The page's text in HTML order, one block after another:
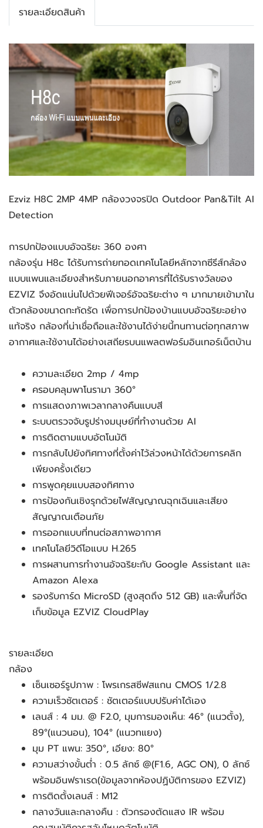
รายละเอียดสินค้า
Ezviz H8C 2MP 4MP กล้องวงจรปิด Outdoor Pan&Tilt AI
Detection
การปกป้องแบบอัจฉริยะ 360 องศา
กล้องรุ่น H8c ได้รับการถ่ายทอดเทคโนโลยีหลักจากซีรีส์กล้อง
แบบแพนและเอียงสำหรับภายนอกอาคารที่ได้รับรางวัลของ
EZVIZ จึงอัดแน่นไปด้วยฟีเจอร์อัจฉริยะต่าง ๆ มากมายเข้ามาใน
ตัวกล้องขนาดกะทัดรัด เพื่อการปกป้องบ้านแบบอัจฉริยะอย่าง
แท้จริง กล้องที่น่าเชื่อถือและใช้งานได้ง่ายนี้ทนทานต่อทุกสภาพ
อากาศและใช้งานได้อย่างเสถียรบนแพลตฟอร์มอินเทอร์เน็ตบ้าน
ความละเอียด 2mp / 4mp
ครอบคลุมพาโนรามา 360°
การแสดงภาพเวลากลางคืนแบบสี
ระบบตรวจจับรูปร่างมนุษย์ที่ทำงานด้วย AI
การติดตามแบบอัตโนมัติ
การกลับไปยังทิศทางที่ตั้งค่าไว้ล่วงหน้าได้ด้วยการคลิก
เพียงครั้งเดียว
การพูดคุยแบบสองทิศทาง
การป้องกันเชิงรุกด้วยไฟสัญญาณฉุกเฉินและเสียง
สัญญาณเตือนภัย
การออกแบบที่ทนต่อสภาพอากาศ
เทคโนโลยีวิดีโอแบบ H.265
การผสานการทำงานอัจฉริยะกับ Google Assistant และ
Amazon Alexa
รองรับการ์ด MicroSD (สูงสุดถึง 512 GB) และพื้นที่จัด
เก็บข้อมูล EZVIZ CloudPlay
รายละเอียด
กล้อง
เซ็นเซอร์รูปภาพ : โพรเกรสซีฟสแกน CMOS 1/2.8
ความเร็วชัตเตอร์ : ชัตเตอร์แบบปรับค่าได้เอง
เลนส์ : 4 มม. @ F2.0, มุมการมองเห็น: 46° (แนวตั้ง),
89°(แนวนอน), 104° (แนวทแยง)
มุม PT แพน: 350°, เอียง: 80°
ความสว่างขั้นต่ำ : 0.5 ลักซ์ @(F1.6, AGC ON), 0 ลักซ์
พร้อมอินฟราเรด(ข้อมูลจากห้องปฏิบัติการของ EZVIZ)
การติดตั้งเลนส์ : M12
กลางวันและกลางคืน : ตัวกรองตัดแสง IR พร้อม